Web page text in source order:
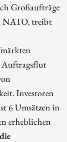
Großaufträge
NATO, treibt
Auftragsflut
Investoren
6 Umsätzen in
erheblichen